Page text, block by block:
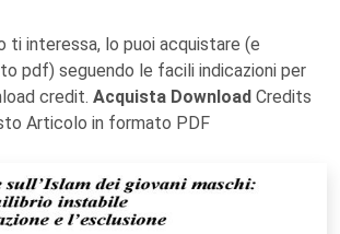
ti interessa, lo puoi acquistare (e
pdf) seguendo le facili indicazioni per
credit. Acquista Download Credits
Articolo in formato PDF